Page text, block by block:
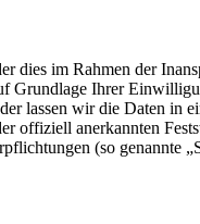
dies im Rahmen der
Grundlage Ihrer
lassen wir die Daten in
offiziell anerkannten
(so genannte